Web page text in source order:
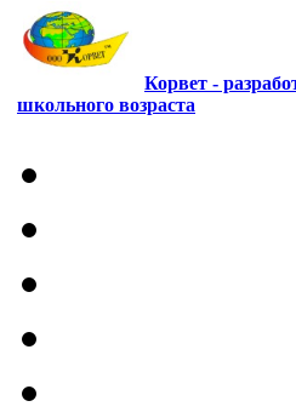
Корвет -
школьного возраста